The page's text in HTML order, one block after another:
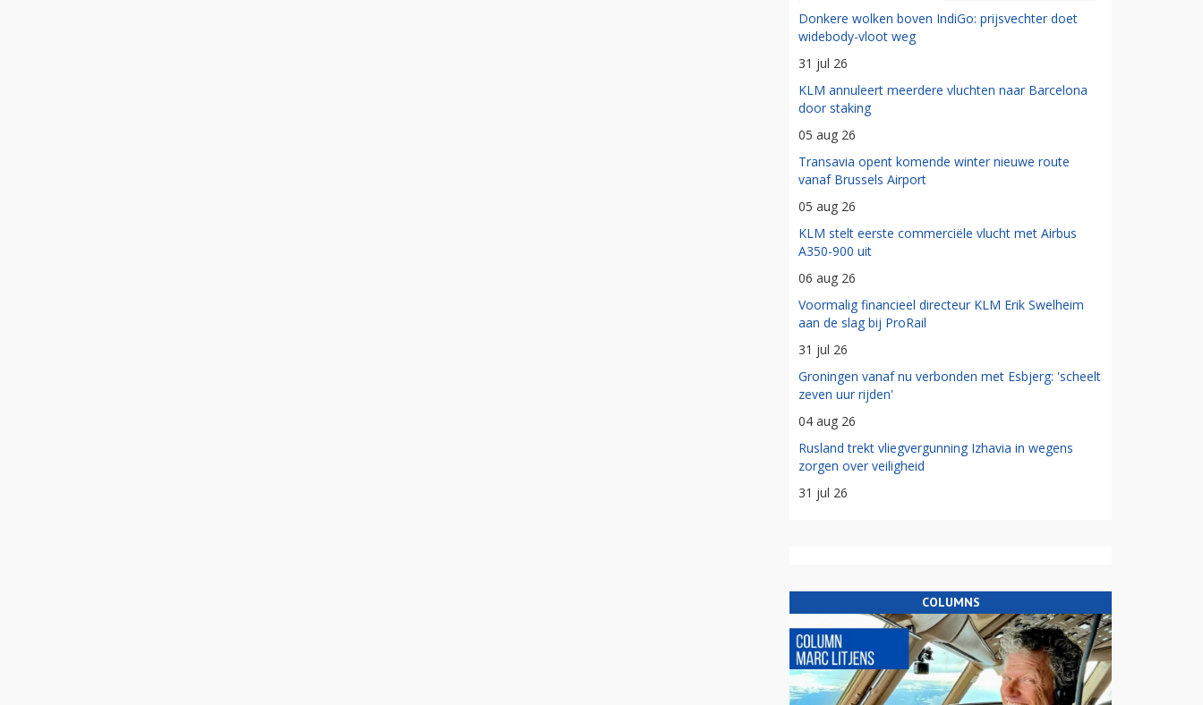
Donkere wolken boven IndiGo: prijsvechter doet
widebody-vloot weg
31 jul 26
KLM annuleert meerdere vluchten naar Barcelona
door staking
05 aug 26
Transavia opent komende winter nieuwe route
vanaf Brussels Airport
05 aug 26
KLM stelt eerste commerciële vlucht met Airbus
A350-900 uit
06 aug 26
Voormalig financieel directeur KLM Erik Swelheim
aan de slag bij ProRail
31 jul 26
Groningen vanaf nu verbonden met Esbjerg: 'scheelt
zeven uur rijden'
04 aug 26
Rusland trekt vliegvergunning Izhavia in wegens
zorgen over veiligheid
31 jul 26
COLUMNS